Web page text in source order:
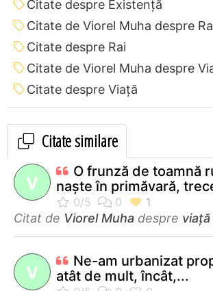
Citate despre Existență
Citate de Viorel Muha despre
Citate despre Rai
Citate de Viorel Muha despre
Citate despre Viață
Citate similare
V
O frunză de toamnă
naşte în primăvară,
Citat de Viorel Muha despre viață
V
Ne-am urbanizat
atât de mult, încât,...